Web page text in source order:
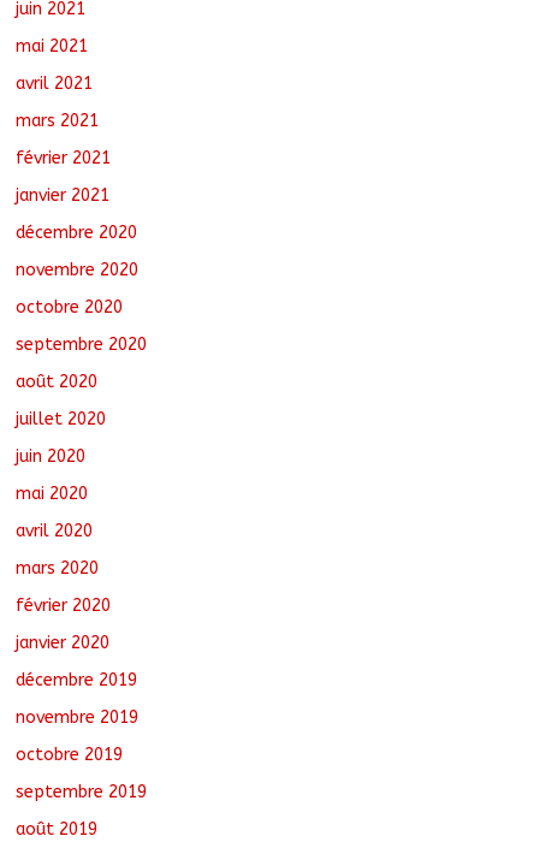
juin 2021
mai 2021
avril 2021
mars 2021
février 2021
janvier 2021
décembre 2020
novembre 2020
octobre 2020
septembre 2020
août 2020
juillet 2020
juin 2020
mai 2020
avril 2020
mars 2020
février 2020
janvier 2020
décembre 2019
novembre 2019
octobre 2019
septembre 2019
août 2019